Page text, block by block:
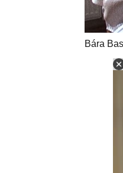
Bára